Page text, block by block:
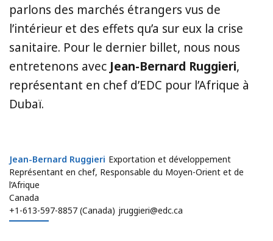
parlons des marchés étrangers vus de
l’intérieur et des effets qu’a sur eux la crise
sanitaire. Pour le dernier billet, nous nous
entretenons avec Jean-Bernard Ruggieri,
représentant en chef d’EDC pour l’Afrique à
Dubaï.
Jean-Bernard Ruggieri
Jean-Bernard Ruggieri
Représentant en chef, Responsable du Moyen-Orient et de
l’Afrique
Exportation et développement
Canada
+1-613-597-8857 (Canada) jruggieri@edc.ca